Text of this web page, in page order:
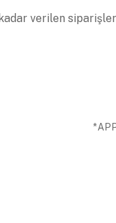
verilen